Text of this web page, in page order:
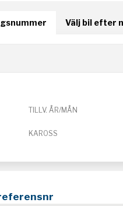
Välj bil efter
TILLV. ÅR/MÅN
KAROSS